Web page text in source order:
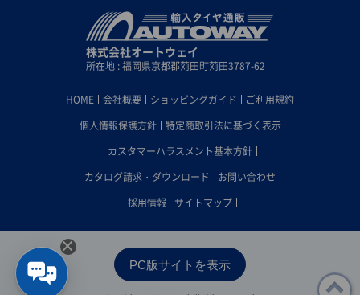
株式会社オートウェイ
所在地 : 福岡県京都郡苅田町苅田3787-62
HOME 会社概要 ショッピングガイド
ご利用規約
個人情報保護方針
特定商取引法に基づく表示
カスタマーハラスメント基本方針
カタログ請求・ダウンロード
お問い合わせ
採用情報
サイトマップ
PC版サイトを表示
×